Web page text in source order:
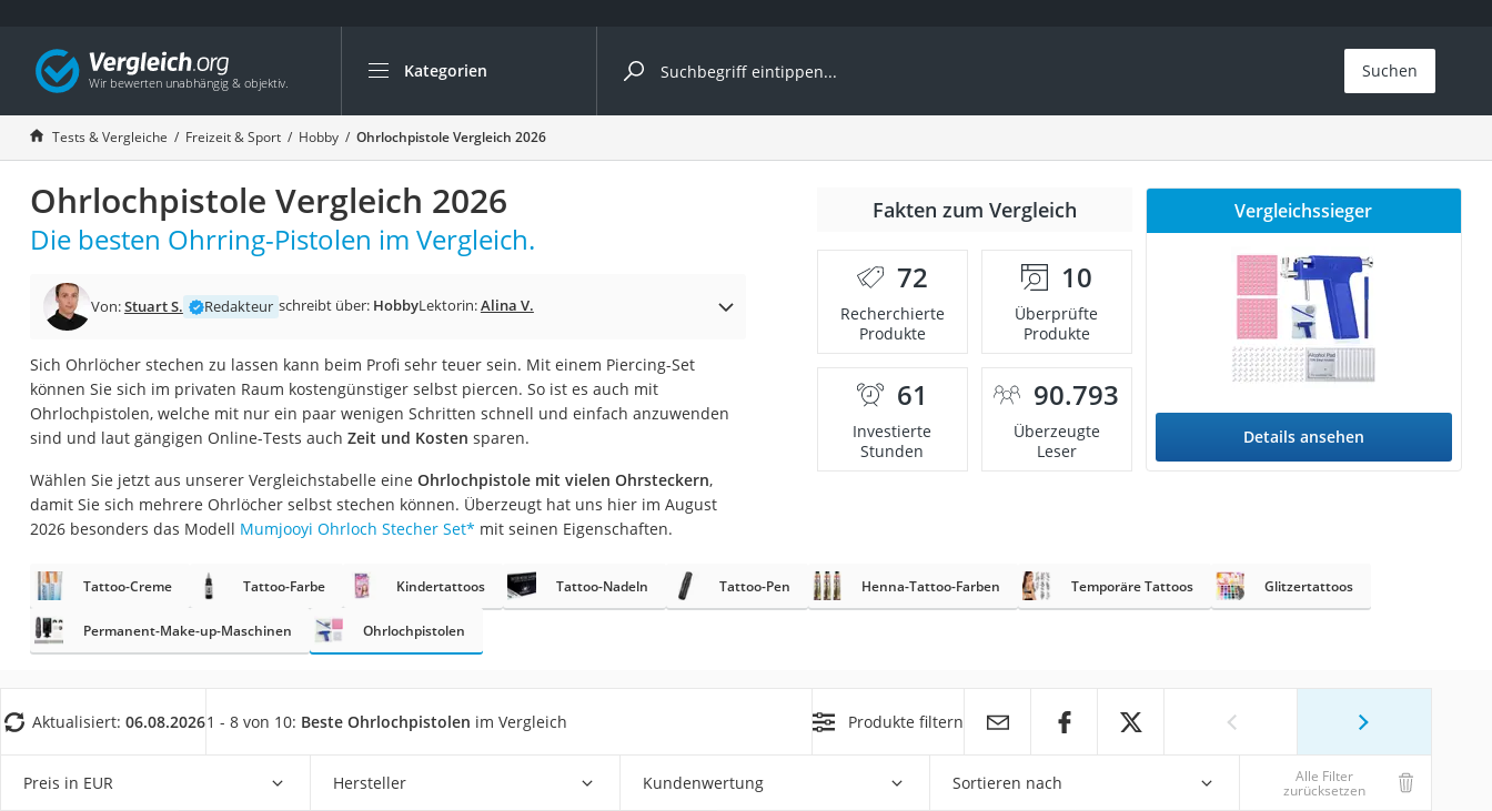
Kategorien
Die beliebtesten Vergleiche nach Kategorie
Freizeit & Sport
Gartentrampolin
Trampolin
Metalldetektor
Eufab-Fahrradträger
Trampolin 366 cm
Aluminium-Koffer
Futterboot
Air Bike
E-Bike-Dreirad
Trekkingschuhe Herren
Klimmzugstation
Koffer
Nachtsichtgerät
Handgepäck-Koffer
Wanderschuhe Herren
Suchen
Tests & Vergleiche Freizeit & Sport Hobby Ohrlochpistole Vergleich 2026
Ohrlochpistole Vergleich 2026
Die besten Ohrring-Pistolen im Vergleich.
Von:Stuart S. Redakteur schreibt über: HobbyLektorin:Alina V.
Sich Ohrlöcher stechen zu lassen kann beim Profi sehr teuer sein. Mit einem Piercing-Set
können Sie sich im privaten Raum kostengünstiger selbst piercen. So ist es auch mit
Ohrlochpistolen, welche mit nur ein paar wenigen Schritten schnell und einfach anzuwenden
sind und laut gängigen Online-Tests auch Zeit und Kosten sparen.
Wählen Sie jetzt aus unserer Vergleichstabelle eine Ohrlochpistole mit vielen Ohrsteckern,
damit Sie sich mehrere Ohrlöcher selbst stechen können. Überzeugt hat uns hier im August
2026 besonders das Modell Mumjooyi Ohrloch Stecher Set* mit seinen Eigenschaften.
Fakten zum Vergleich
72
Recherchierte
Produkte
10
Überprüfte
Produkte
61
Investierte
Stunden
90.793
Überzeugte
Leser
Vergleichssieger
Details ansehen
Tattoo-Creme Tattoo-Farbe Kindertattoos Tattoo-Nadeln Tattoo-Pen Henna-Tattoo-Farben Temporäre Tattoos Glitzertattoos
Permanent-Make-up-Maschinen Ohrlochpistolen
Aktualisiert: 06.08.20261 - 8 von 10: Beste Ohrlochpistolen im Vergleich Produkte filtern
Preis in EUR Hersteller Kundenwertung Sortieren nach Alle Filter
zurücksetzen